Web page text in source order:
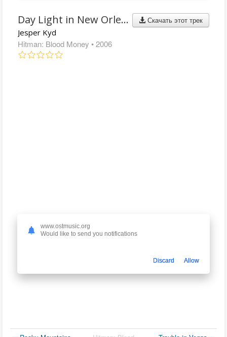
Скачать этот трек
Day Light in New Orleans
Jesper Kyd
Hitman: Blood Money • 2006
www.ostmusic.org
Would like to send you notifications
Discard Allow